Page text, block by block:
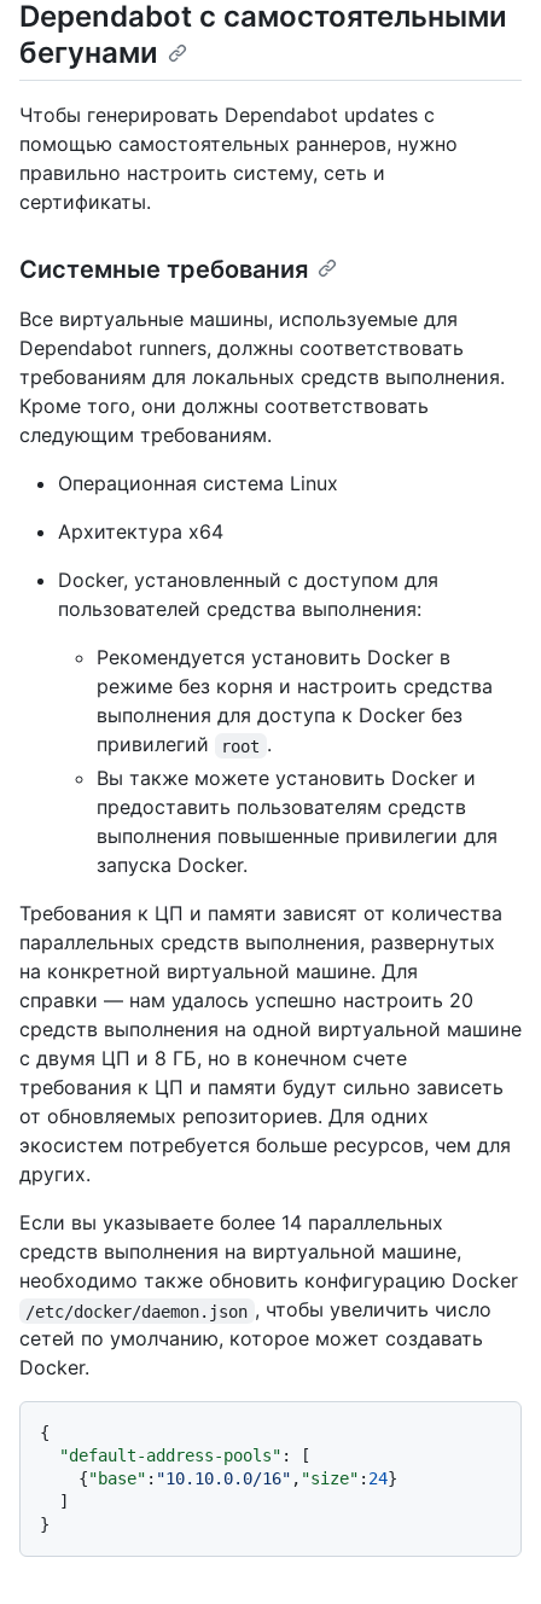
Dependabot с самостоятельными
бегунами
Чтобы генерировать Dependabot updates с
помощью самостоятельных раннеров, нужно
правильно настроить систему, сеть и
сертификаты.
Системные требования
Все виртуальные машины, используемые для
Dependabot runners, должны соответствовать
требованиям для локальных средств выполнения.
Кроме того, они должны соответствовать
следующим требованиям.
Операционная система Linux
Архитектура x64
Docker, установленный с доступом для
пользователей средства выполнения:
Рекомендуется установить Docker в
режиме без корня и настроить средства
выполнения для доступа к Docker без
привилегий
root .
Вы также можете установить Docker и
предоставить пользователям средств
выполнения повышенные привилегии для
запуска Docker.
Требования к ЦП и памяти зависят от количества
параллельных средств выполнения, развернутых
на конкретной виртуальной машине. Для
справки — нам удалось успешно настроить 20
средств выполнения на одной виртуальной машине
с двумя ЦП и 8 ГБ, но в конечном счете
требования к ЦП и памяти будут сильно зависеть
от обновляемых репозиториев. Для одних
экосистем потребуется больше ресурсов, чем для
других.
Если вы указываете более 14 параллельных
средств выполнения на виртуальной машине,
необходимо также обновить конфигурацию Docker
/etc/docker/daemon.json , чтобы увеличить число
сетей по умолчанию, которое может создавать
Docker.
{
"default-address-pools" :
[
{"base" : "10.10.0.0/16" , "size" : 24}
]
}